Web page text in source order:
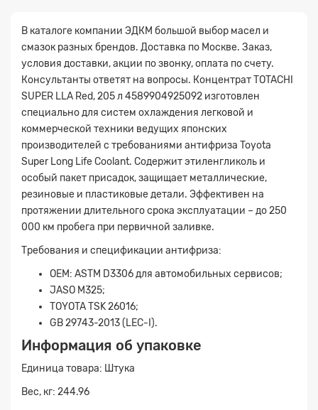
В каталоге компании ЭДКМ большой выбор масел и
смазок разных брендов. Доставка по Москве. Заказ,
условия доставки, акции по звонку, оплата по счету.
Консультанты ответят на вопросы. Концентрат TOTACHI
SUPER LLA Red, 205 л 4589904925092 изготовлен
специально для систем охлаждения легковой и
коммерческой техники ведущих японских
производителей с требованиями антифриза Toyota
Super Long Life Coolant. Содержит этиленгликоль и
особый пакет присадок, защищает металлические,
резиновые и пластиковые детали. Эффективен на
протяжении длительного срока эксплуатации – до 250
000 км пробега при первичной заливке.
Требования и спецификации антифриза:
ОЕМ: ASTM D3306 для автомобильных сервисов;
JASO M325;
TOYOTA TSK 26016;
GB 29743-2013 (LEC-I).
Информация об упаковке
Единица товара: Штука
Вес, кг: 244.96
Заявка на расчет